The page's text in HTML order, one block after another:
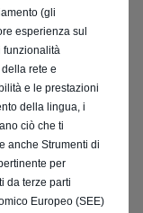
(gli
esperienza sul
funzionalità
rete e
e le prestazioni
della lingua, i
ciò che ti
anche Strumenti di
per
da terze parti
Europeo (SEE)